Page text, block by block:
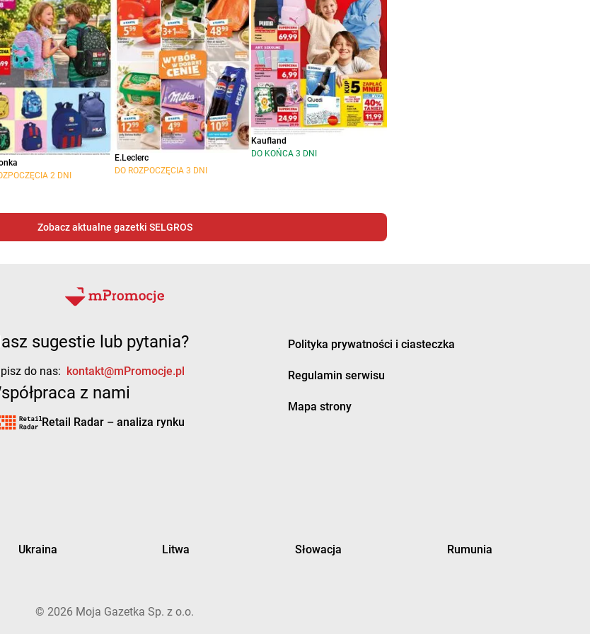
2 DNI
E.Leclerc
DO ROZPOCZĘCIA 3 DNI
Kaufland
DO KOŃCA 3 DNI
Zobacz aktualne gazetki SELGROS
sugestie lub pytania?
do nas: kontakt@mPromocje.pl
z nami
Retail Radar – analiza rynku
Polityka prywatności i ciasteczka
Regulamin serwisu
Mapa strony
Ukraina Litwa Słowacja Rumunia
© 2026 Moja Gazetka Sp. z o.o.